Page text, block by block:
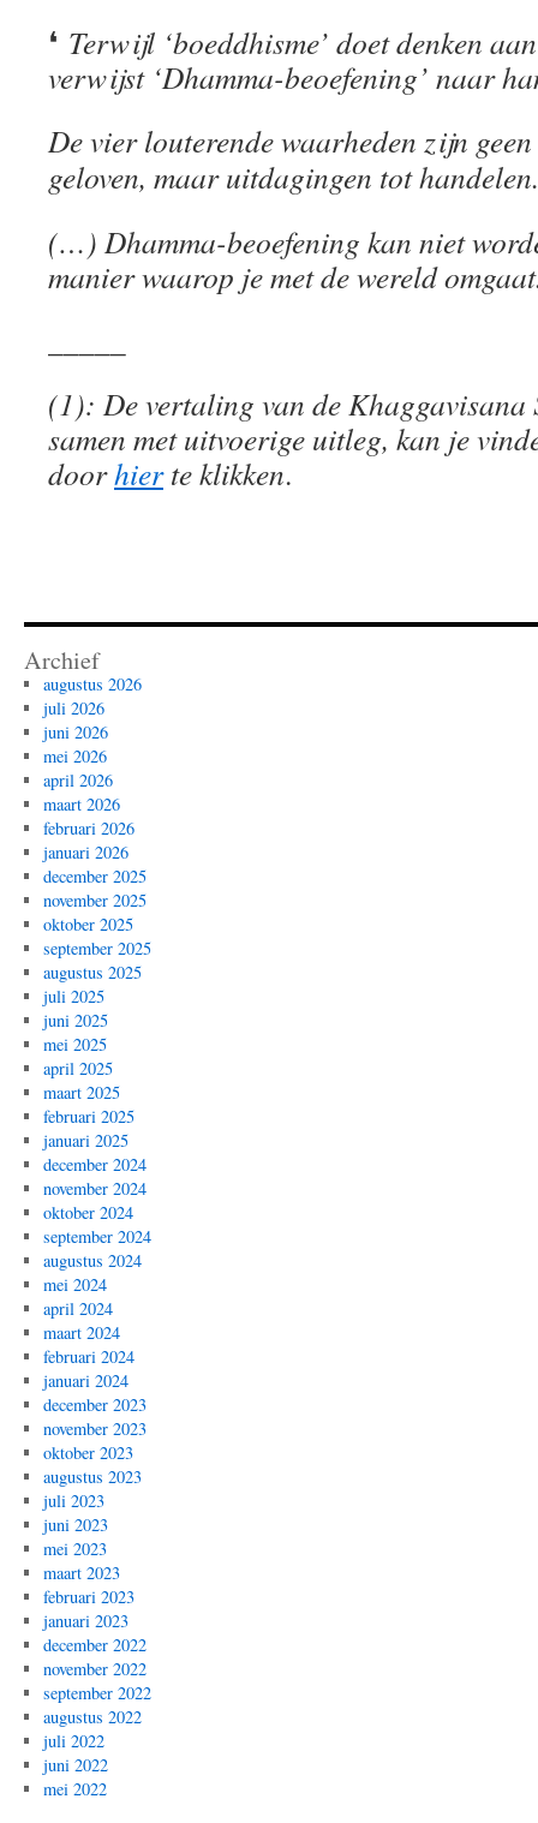
❛ Terwijl ‘boeddhisme’ doet denken
verwijst ‘Dhamma-beoefening’ naar
De vier louterende waarheden zijn
geloven, maar uitdagingen tot handelen.
(…) Dhamma-beoefening kan niet
manier waarop je met de wereld
(1): De vertaling van de Khaggavisana
samen met uitvoerige uitleg, kan je
doorhierte klikken.
Archief
augustus 2026
juli 2026
juni 2026
mei 2026
april 2026
maart 2026
februari 2026
januari 2026
december 2025
november 2025
oktober 2025
september 2025
augustus 2025
juli 2025
juni 2025
mei 2025
april 2025
maart 2025
februari 2025
januari 2025
december 2024
november 2024
oktober 2024
september 2024
augustus 2024
mei 2024
april 2024
maart 2024
februari 2024
januari 2024
december 2023
november 2023
oktober 2023
augustus 2023
juli 2023
juni 2023
mei 2023
maart 2023
februari 2023
januari 2023
december 2022
november 2022
september 2022
augustus 2022
juli 2022
juni 2022
mei 2022